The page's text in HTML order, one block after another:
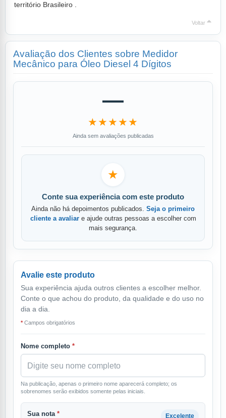
território Brasileiro .
Voltar
Avaliação dos Clientes sobre Medidor
Mecânico para Óleo Diesel 4 Dígitos
—
★★★★★
Ainda sem avaliações publicadas
★
Conte sua experiência com este produto
Ainda não há depoimentos publicados. Seja o primeiro
cliente a avaliare ajude outras pessoas a escolher com
mais segurança.
Avalie este produto
Sua experiência ajuda outros clientes a escolher melhor.
Conte o que achou do produto, da qualidade e do uso no
dia a dia.
* Campos obrigatórios
Nome completo *
Na publicação, apenas o primeiro nome aparecerá completo; os
sobrenomes serão exibidos somente pelas iniciais.
Sua nota * Excelente